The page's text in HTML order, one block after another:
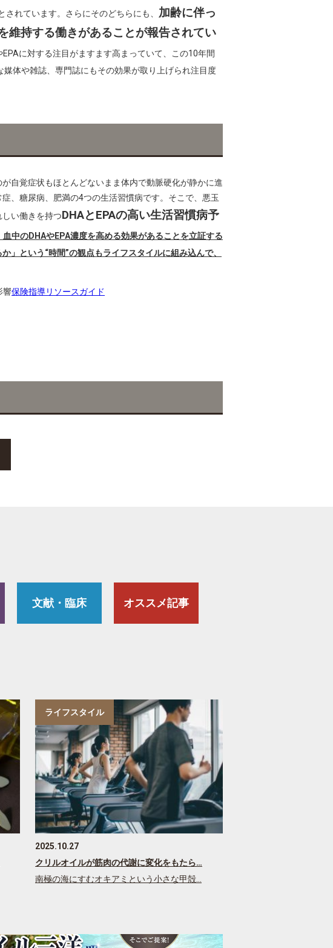
されています。さらにそのどちらにも、 加齢に伴っ
維持する働きがあることが報告されてい
に対する注目がますます高まっていて、この10年間
体や雑誌、専門誌にもその効果が取り上げられ注目度
自覚症状もほとんどないまま体内で動脈硬化が静かに進
、糖尿病、肥満の4つの生活習慣病です。そこで、悪玉
い働きを持つDHAとEPAの高い生活習慣病予
中のDHAやEPA濃度を高める効果があることを立証する
という“時間”の観点もライフスタイルに組み込んで、
響保険指導リソースガイド
文献・臨床 オススメ記事
ライフスタイル
2025.10.27
クリルオイルが筋肉の代謝に変化をもたら…
南極の海にすむオキアミという小さな甲殻…